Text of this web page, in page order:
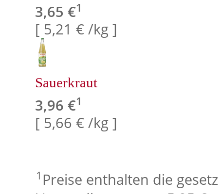
3,65 €1
[ 5,21 € /kg ]
Sauerkraut
3,96 €1
[ 5,66 € /kg ]
1 Preise enthalten die